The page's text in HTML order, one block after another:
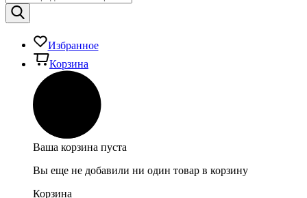
Избранное
Корзина
Ваша корзина пуста
Вы еще не добавили ни один товар в корзину
Корзина